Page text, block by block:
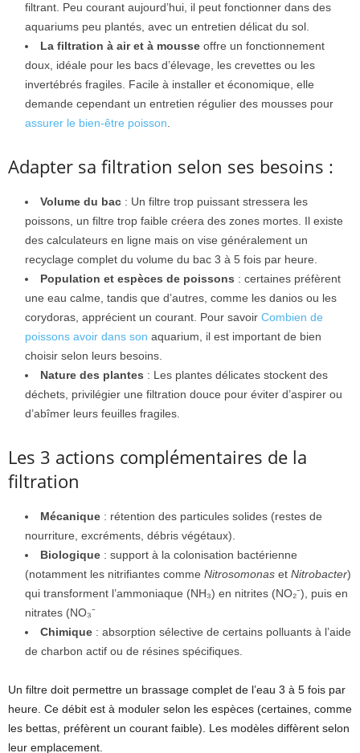
filtrant. Peu courant aujourd’hui, il peut fonctionner dans des
aquariums peu plantés, avec un entretien délicat du sol.
La filtration à air et à mousse offre un fonctionnement
doux, idéale pour les bacs d’élevage, les crevettes ou les
invertébrés fragiles. Facile à installer et économique, elle
demande cependant un entretien régulier des mousses pour
assurer le bien-être poisson.
Adapter sa filtration selon ses besoins :
Volume du bac : Un filtre trop puissant stressera les
poissons, un filtre trop faible créera des zones mortes. Il existe
des calculateurs en ligne mais on vise généralement un
recyclage complet du volume du bac 3 à 5 fois par heure.
Population et espèces de poissons : certaines préfèrent
une eau calme, tandis que d’autres, comme les danios ou les
corydoras, apprécient un courant. Pour savoir Combien de
poissons avoir dans son aquarium, il est important de bien
choisir selon leurs besoins.
Nature des plantes : Les plantes délicates stockent des
déchets, privilégier une filtration douce pour éviter d’aspirer ou
d’abîmer leurs feuilles fragiles.
Les 3 actions complémentaires de la
filtration
Mécanique : rétention des particules solides (restes de
nourriture, excréments, débris végétaux).
Biologique : support à la colonisation bactérienne
(notamment les nitrifiantes comme Nitrosomonas et Nitrobacter)
qui transforment l’ammoniaque (NH₃) en nitrites (NO₂⁻), puis en
nitrates (NO₃⁻
Chimique : absorption sélective de certains polluants à l’aide
de charbon actif ou de résines spécifiques.
Un filtre doit permettre un brassage complet de l’eau 3 à 5 fois par
heure. Ce débit est à moduler selon les espèces (certaines, comme
les bettas, préfèrent un courant faible). Les modèles diffèrent selon
leur emplacement.